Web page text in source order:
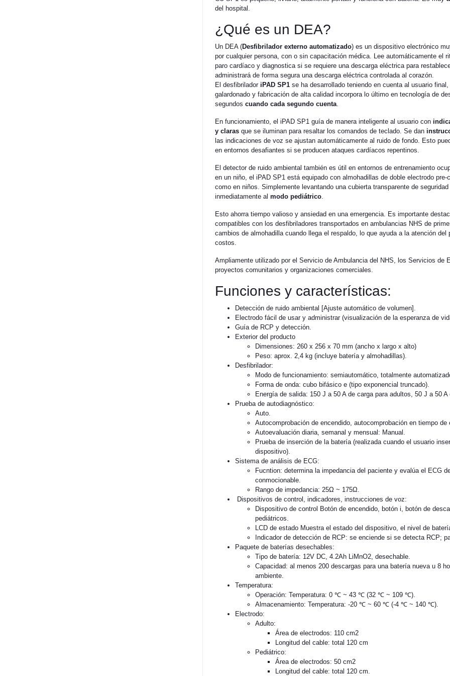
del hospital.
¿Qué es un DEA?
Un DEA (Desfibrilador externo automatizado) es un dispositivo electrónico
por cualquier persona, con o sin capacitación médica. Lee automáticamente el
paro cardíaco y diagnostica si se requiere una descarga eléctrica para
administrará de forma segura una descarga eléctrica controlada al corazón.
El desfibrilador iPAD SP1se ha desarrollado teniendo en cuenta al usuario
galardonado y fabricación de alta calidad incorpora lo último en tecnología de
segundos cuando cada segundo cuenta.
En funcionamiento, el iPAD SP1 guía de manera inteligente al usuario con
y clarasque se iluminan para resaltar los comandos de teclado. Se dan
las indicaciones de voz se ajustan automáticamente al ruido de fondo. Esto
en entornos desafiantes si se producen ataques cardíacos repentinos.
El detector de ruido ambiental también es útil en entornos de entrenamiento
en un niño, el iPAD SP1 está equipado con almohadillas de doble electrodo
como en niños. Simplemente levantando una cubierta transparente de
inmediatamente al modo pediátrico.
Esto ahorra tiempo valioso y ansiedad en una emergencia. Es importante
compatibles con los desfibriladores transportados en ambulancias NHS de
cambios de almohadilla cuando llega el respaldo, lo que ayuda a la atención
costos.
Ampliamente utilizado por el Servicio de Ambulancia del NHS, los Servicios de
proyectos comunitarios y organizaciones comerciales.
Funciones y características:
Detección de ruido ambiental [Ajuste automático de volumen].
Electrodo fácil de usar y administrar (visualización de la esperanza de
Guía de RCP y detección.
Exterior del producto
Dimensiones: 260 x 256 x 70 mm (ancho x largo x alto)
Peso: aprox. 2,4 kg (incluye batería y almohadillas).
Desfibrilador:
Modo de funcionamiento: semiautomático, totalmente
Forma de onda: cubo bifásico e (tipo exponencial truncado).
Energía de salida: 150 J a 50 A de carga para adultos, 50 J a 50
Prueba de autodiagnóstico:
Auto.
Autocomprobación de encendido, autocomprobación en tiempo de
Autoevaluación diaria, semanal y mensual: Manual.
Prueba de inserción de la batería (realizada cuando el usuario
dispositivo).
Sistema de análisis de ECG:
Fucntion: determina la impedancia del paciente y evalúa el ECG
conmocionable.
Rango de impedancia: 25Ω ~ 175Ω.
Dispositivos de control, indicadores, instrucciones de voz:
Dispositivo de control Botón de encendido, botón i, botón de
pediátricos.
LCD de estado Muestra el estado del dispositivo, el nivel de
Indicador de detección de RCP: se enciende si se detecta RCP;
Paquete de baterías desechables:
Tipo de batería: 12V DC, 4.2Ah LiMnO2, desechable.
Capacidad: al menos 200 descargas para una batería nueva u 8
ambiente.
Temperatura:
Operación: Temperatura: 0 ℃ ~ 43 ℃ (32 ℃ ~ 109 ℃).
Almacenamiento: Temperatura: -20 ℃ ~ 60 ℃ (-4 ℃ ~ 140 ℃).
Electrodo:
Adulto:
Área de electrodos: 110 cm2
Longitud del cable: total 120 cm
Pediátrico:
Área de electrodos: 50 cm2
Longitud del cable: total 120 cm.